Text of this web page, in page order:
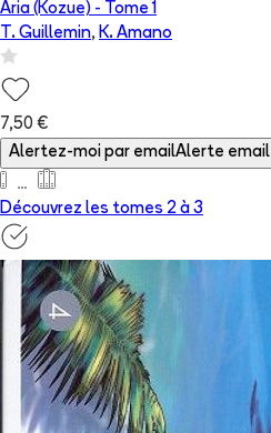
Aria (Kozue) - Tome 1
T. Guillemin, K. Amano
7,50 €
Alertez-moi par emailAlerte email
Découvrez les tomes 2 à 3